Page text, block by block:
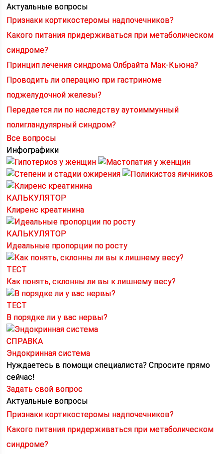
Актуальные вопросы
Признаки кортикостеромы надпочечников?
Какого питания придерживаться при метаболическом
синдроме?
Принцип лечения синдрома Олбрайта Мак-Кьюна?
Проводить ли операцию при гастриноме
поджелудочной железы?
Передается ли по наследству аутоиммунный
полигландулярный синдром?
Все вопросы
Инфографики
КАЛЬКУЛЯТОР
Клиренс креатинина
КАЛЬКУЛЯТОР
Идеальные пропорции по росту
ТЕСТ
Как понять, склонны ли вы к лишнему весу?
ТЕСТ
В порядке ли у вас нервы?
СПРАВКА
Эндокринная система
Нуждаетесь в помощи специалиста?Спросите прямо
сейчас!
Задать свой вопрос
Актуальные вопросы
Признаки кортикостеромы надпочечников?
Какого питания придерживаться при метаболическом
синдроме?